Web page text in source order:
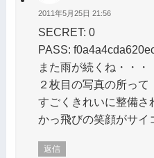
2011年5月25日 21:56
SECRET: 0
PASS:
また雨が続くね・・・
２枚目の写真の所って
すごくきれいに整備さ
かっ飛びの笑顔がサイ
返信